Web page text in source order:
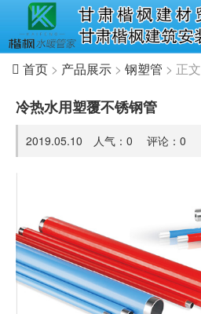
首页 > 产品展示 > 钢塑管 > 正文
冷热水用塑覆不锈钢管
2019.05.10 人气： 0 评论： 0